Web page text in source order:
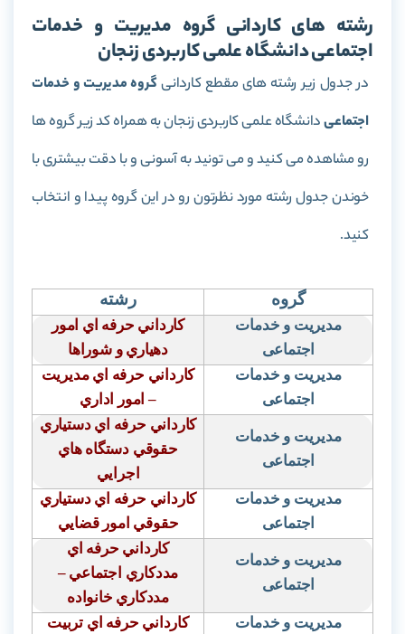
رشته های کاردانی گروه مدیریت و خدمات
اجتماعی دانشگاه علمی کاربردی زنجان
در جدول زیر رشته های مقطع کاردانیگروه مدیریت و خدمات
اجتماعیدانشگاه علمی کاربردی زنجان به همراه کد زیر گروه ها
رو مشاهده می کنید و می تونید به آسونی و با دقت بیشتری با
خوندن جدول رشته مورد نظرتون رو در این گروه پیدا و انتخاب
کنید.
گروه رشته
مدیریت و خدمات
اجتماعی
كارداني حرفه اي امور
دهياري و شوراها
مدیریت و خدمات
اجتماعی
كارداني حرفه اي مديريت
– امور اداري
مدیریت و خدمات
اجتماعی
كارداني حرفه اي دستياري
حقوقي دستگاه هاي
اجرايي
مدیریت و خدمات
اجتماعی
كارداني حرفه اي دستياري
حقوقي امور قضايي
مدیریت و خدمات
اجتماعی
كارداني حرفه اي
مددكاري اجتماعي –
مددكاري خانواده
مدیریت و خدمات
كارداني حرفه اي تربيت